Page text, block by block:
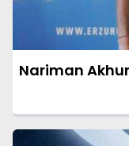
Nariman